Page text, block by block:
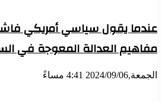
عندما يقول سياسي أمريكي
مفاهيم العدالة المعوجة في
الجمعة,2024/09/06 4:41 مساءً